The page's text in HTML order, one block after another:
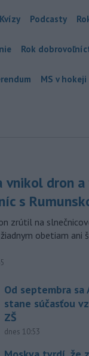
Kvízy Podcasty
Rok
MS v hokeji
vnikol dron
s
zrútil na
obetiam ani
Od septembra
stane súčasťou
ZŠ
dnes 10:53